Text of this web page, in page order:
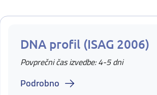
DNA profil (ISAG 2006)
Povprečni čas izvedbe: 4-5 dni
Podrobno